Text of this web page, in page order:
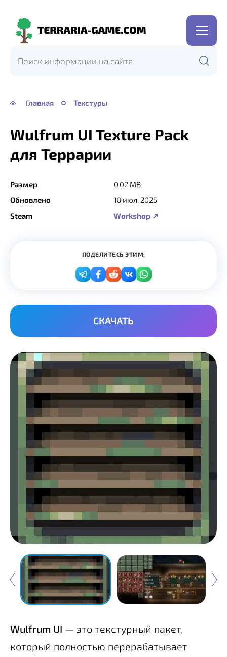
Terraria-
Главная Текстуры
Wulfrum UI Texture Pack
для Террарии
Размер
0.02 MB
Обновлено
18 июл. 2025
Steam
Workshop ↗
ПОДЕЛИТЕСЬ ЭТИМ:
СКАЧАТЬ
Wulfrum UI — это текстурный пакет,
который полностью перерабатывает